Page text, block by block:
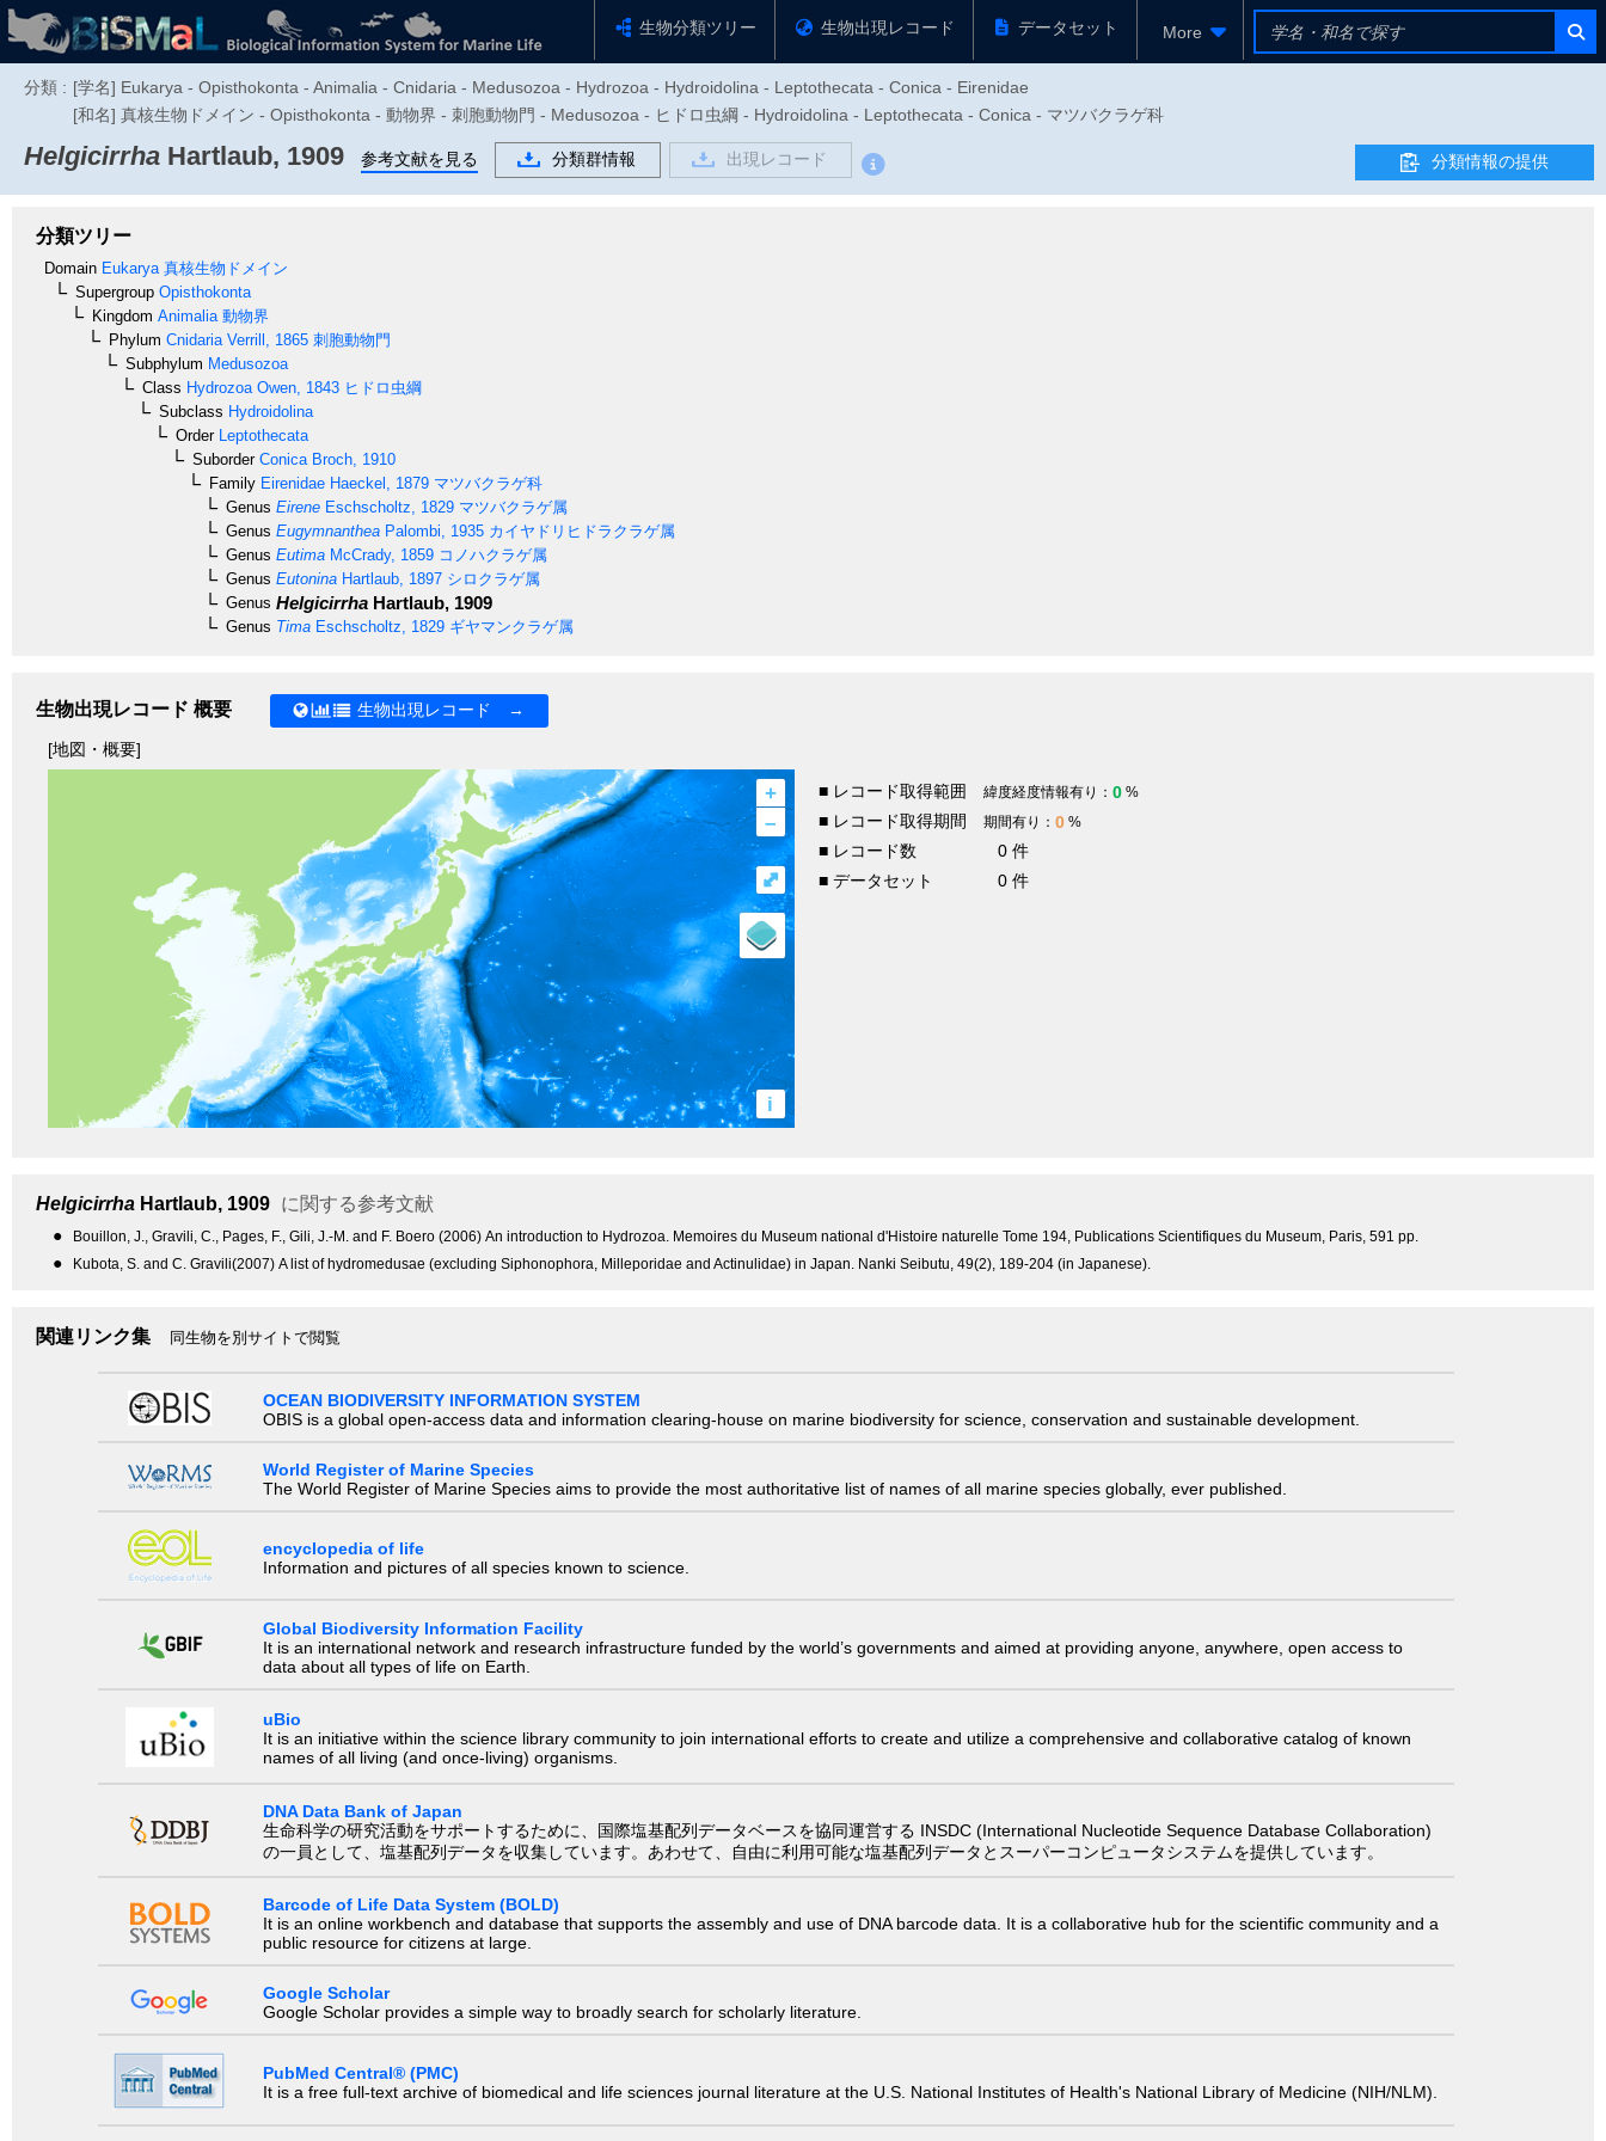
生物分類ツリー 生物出現レコード データセット More
分類 : [学名] Eukarya - Opisthokonta - Animalia - Cnidaria - Medusozoa - Hydrozoa - Hydroidolina - Leptothecata - Conica - Eirenidae
[和名] 真核生物ドメイン - Opisthokonta - 動物界 - 刺胞動物門 - Medusozoa - ヒドロ虫綱 - Hydroidolina - Leptothecata - Conica - マツバクラゲ科
Helgicirrha Hartlaub, 1909 参考文献を見る 分類群情報 出現レコード 分類情報の提供
分類ツリー
Domain Eukarya 真核生物ドメイン
Supergroup Opisthokonta
Kingdom Animalia 動物界
Phylum Cnidaria Verrill, 1865 刺胞動物門
Subphylum Medusozoa
Class Hydrozoa Owen, 1843 ヒドロ虫綱
Subclass Hydroidolina
OrderLeptothecata
SuborderConica Broch, 1910
Family Eirenidae Haeckel, 1879 マツバクラゲ科
Genus Eirene Eschscholtz, 1829 マツバクラゲ属
Genus Eugymnanthea Palombi, 1935 カイヤドリヒドラクラゲ属
Genus Eutima McCrady, 1859 コノハクラゲ属
Genus Eutonina Hartlaub, 1897 シロクラゲ属
Genus Helgicirrha Hartlaub, 1909
Genus Tima Eschscholtz, 1829 ギヤマンクラゲ属
生物出現レコード 概要 生物出現レコード →
[地図・概要]
+
–
i
⤢
■ レコード取得範囲 緯度経度情報有り： 0 %
■ レコード取得期間 期間有り： 0 %
■ レコード数
0 件
■ データセット
0 件
Helgicirrha Hartlaub, 1909 に関する参考文献
● Bouillon, J., Gravili, C., Pages, F., Gili, J.-M. and F. Boero (2006) An introduction to Hydrozoa. Memoires du Museum national d'Histoire naturelle Tome 194, Publications Scientifiques du Museum, Paris, 591 pp.
● Kubota, S. and C. Gravili(2007) A list of hydromedusae (excluding Siphonophora, Milleporidae and Actinulidae) in Japan. Nanki Seibutu, 49(2), 189-204 (in Japanese).
関連リンク集 同生物を別サイトで閲覧
OCEAN BIODIVERSITY INFORMATION SYSTEM
OBIS is a global open-access data and information clearing-house on marine biodiversity for science, conservation and sustainable development.
World Register of Marine Species
The World Register of Marine Species aims to provide the most authoritative list of names of all marine species globally, ever published.
encyclopedia of life
Information and pictures of all species known to science.
Global Biodiversity Information Facility
It is an international network and research infrastructure funded by the world’s governments and aimed at providing anyone, anywhere, open access to
data about all types of life on Earth.
uBio
It is an initiative within the science library community to join international efforts to create and utilize a comprehensive and collaborative catalog of known
names of all living (and once-living) organisms.
DNA Data Bank of Japan
生命科学の研究活動をサポートするために、国際塩基配列データベースを協同運営する INSDC (International Nucleotide Sequence Database Collaboration)
の一員として、塩基配列データを収集しています。あわせて、自由に利用可能な塩基配列データとスーパーコンピュータシステムを提供しています。
Barcode of Life Data System (BOLD)
It is an online workbench and database that supports the assembly and use of DNA barcode data. It is a collaborative hub for the scientific community and a
public resource for citizens at large.
Google Scholar
Google Scholar provides a simple way to broadly search for scholarly literature.
PubMed Central® (PMC)
It is a free full-text archive of biomedical and life sciences journal literature at the U.S. National Institutes of Health's National Library of Medicine (NIH/NLM).